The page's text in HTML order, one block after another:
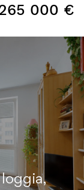
000 €